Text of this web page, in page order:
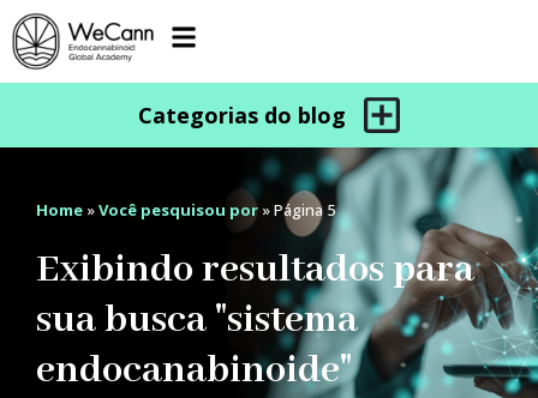
Home »Você pesquisou por »Página 5
Exibindo resultados para
sua busca "sistema
endocanabinoide"